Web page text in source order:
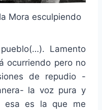
Mora esculpiendo
Lamento
ocurriendo pero no
de repudio -
la voz pura y
esa es la que me